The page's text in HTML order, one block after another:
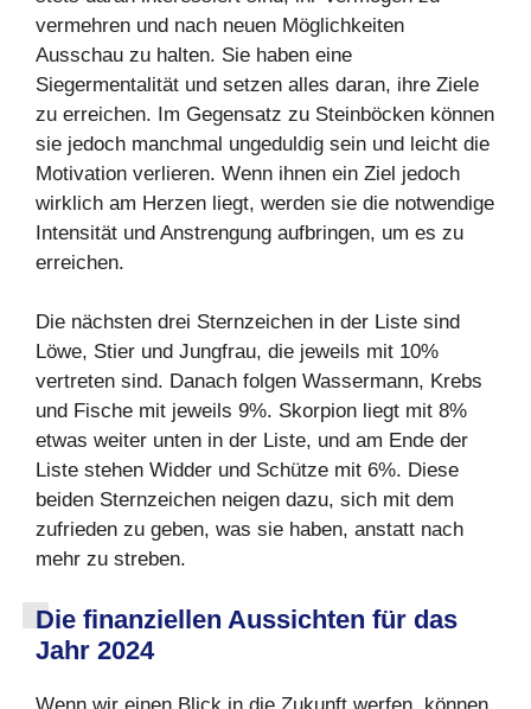
vermehren und nach neuen Möglichkeiten
Ausschau zu halten. Sie haben eine
Siegermentalität und setzen alles daran, ihre Ziele
zu erreichen. Im Gegensatz zu Steinböcken können
sie jedoch manchmal ungeduldig sein und leicht die
Motivation verlieren. Wenn ihnen ein Ziel jedoch
wirklich am Herzen liegt, werden sie die notwendige
Intensität und Anstrengung aufbringen, um es zu
erreichen.
Die nächsten drei Sternzeichen in der Liste sind
Löwe, Stier und Jungfrau, die jeweils mit 10%
vertreten sind. Danach folgen Wassermann, Krebs
und Fische mit jeweils 9%. Skorpion liegt mit 8%
etwas weiter unten in der Liste, und am Ende der
Liste stehen Widder und Schütze mit 6%. Diese
beiden Sternzeichen neigen dazu, sich mit dem
zufrieden zu geben, was sie haben, anstatt nach
mehr zu streben.
Die finanziellen Aussichten für das
Jahr 2024